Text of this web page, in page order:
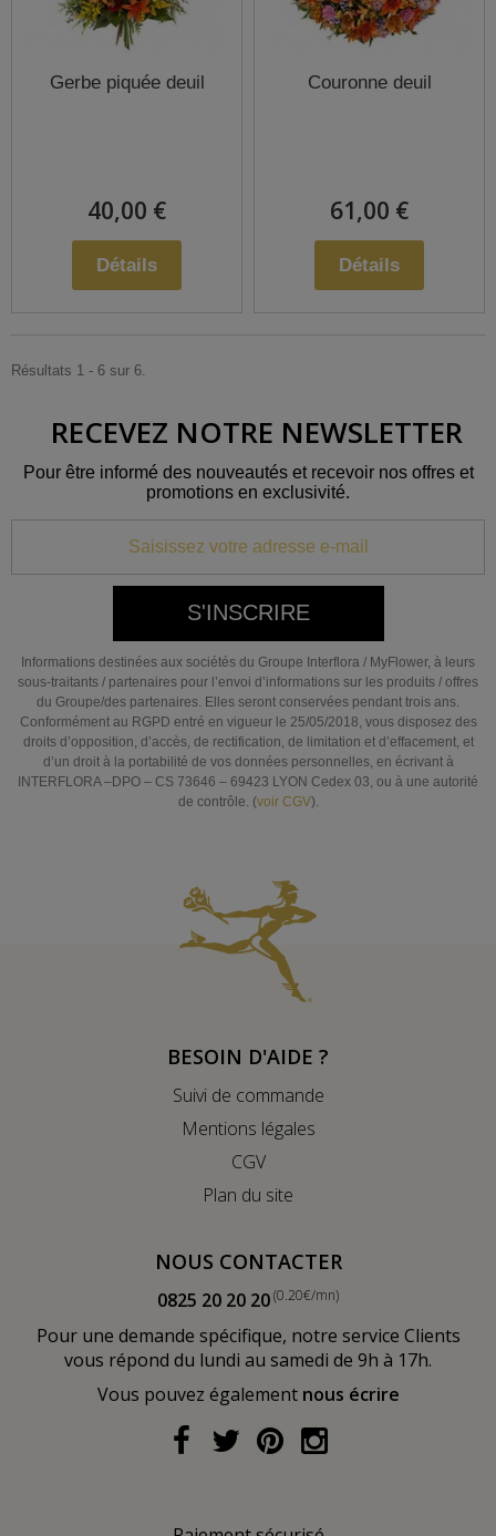
Gerbe piquée deuil
40,00 €
Détails
Couronne deuil
61,00 €
Détails
Résultats 1 - 6 sur 6.
RECEVEZ NOTRE NEWSLETTER
Pour être informé des nouveautés et recevoir nos offres et
promotions en exclusivité.
S'INSCRIRE
Informations destinées aux sociétés du Groupe Interflora / MyFlower, à leurs
sous-traitants / partenaires pour l’envoi d’informations sur les produits / offres
du Groupe/des partenaires. Elles seront conservées pendant trois ans.
Conformément au RGPD entré en vigueur le 25/05/2018, vous disposez des
droits d’opposition, d’accès, de rectification, de limitation et d’effacement, et
d’un droit à la portabilité de vos données personnelles, en écrivant à
INTERFLORA –DPO – CS 73646 – 69423 LYON Cedex 03, ou à une autorité
de contrôle. (voir CGV).
BESOIN D'AIDE ?
Suivi de commande
Mentions légales
CGV
Plan du site
NOUS CONTACTER
0825 20 20 20(0.20€/mn)
Pour une demande spécifique, notre service Clients
vous répond du lundi au samedi de 9h à 17h.
Vous pouvez également nous écrire